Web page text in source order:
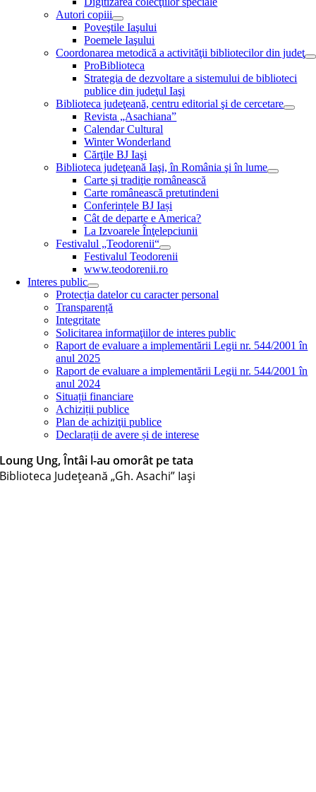
Autori copiii
Poveştile Iaşului
Poemele Iaşului
Coordonarea metodică a activităţii bibliotecilor din judeţ
ProBiblioteca
Strategia de dezvoltare a sistemului de biblioteci
publice din judeţul Iaşi
Biblioteca judeţeană, centru editorial şi de cercetare
Revista „Asachiana”
Calendar Cultural
Winter Wonderland
Cărţile BJ Iaşi
Biblioteca judeţeană Iaşi, în România şi în lume
Carte şi tradiţie românească
Carte românească pretutindeni
Conferințele BJ Iași
Cât de departe e America?
La Izvoarele Înţelepciunii
Festivalul „Teodorenii“
Festivalul Teodorenii
www.teodorenii.ro
Interes public
Protecția datelor cu caracter personal
Transparență
Integritate
Solicitarea informaţiilor de interes public
Raport de evaluare a implementării Legii nr. 544/2001 în
anul 2025
Raport de evaluare a implementării Legii nr. 544/2001 în
anul 2024
Situații financiare
Achiziții publice
Plan de achiziţii publice
Declarații de avere și de interese
Loung Ung, Întâi l-au omorât pe tata
Biblioteca Judeţeană „Gh. Asachi” Iaşi